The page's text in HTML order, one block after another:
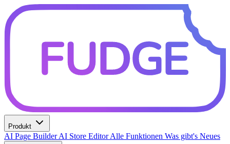
Produkt
AI Page BuilderAI Store EditorAlle Funktionen Was gibt's Neues